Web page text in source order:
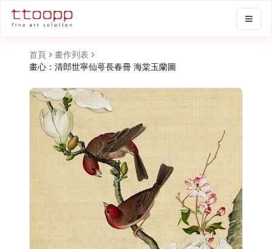
首頁
畫作列表
畫心：清郎世寧仙萼長春冊 海棠玉蘭圖